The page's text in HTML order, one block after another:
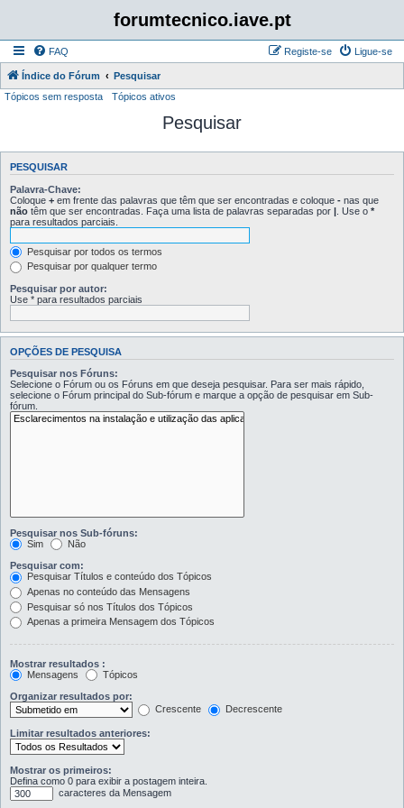
forumtecnico.iave.pt
FAQ Ligue-se
Registe-se
Índice do Fórum
Pesquisar
Tópicos sem resposta
Tópicos ativos
Pesquisar
PESQUISAR
Palavra-Chave:
Coloque + em frente das palavras que têm que ser encontradas e coloque - nas que
não têm que ser encontradas. Faça uma lista de palavras separadas por | . Use o *
para resultados parciais.
Pesquisar por todos os termos
Pesquisar por qualquer termo
Pesquisar por autor:
Use * para resultados parciais
OPÇÕES DE PESQUISA
Pesquisar nos Fóruns:
Selecione o Fórum ou os Fóruns em que deseja pesquisar. Para ser mais rápido,
selecione o Fórum principal do Sub-fórum e marque a opção de pesquisar em Sub-
fórum.
Pesquisar nos Sub-fóruns:
Sim
Não
Pesquisar com:
Pesquisar Títulos e conteúdo dos Tópicos
Apenas no conteúdo das Mensagens
Pesquisar só nos Títulos dos Tópicos
Apenas a primeira Mensagem dos Tópicos
Mostrar resultados :
Mensagens
Tópicos
Organizar resultados por:
Crescente
Decrescente
Limitar resultados anteriores:
Mostrar os primeiros:
Defina como 0 para exibir a postagem inteira.
caracteres da Mensagem